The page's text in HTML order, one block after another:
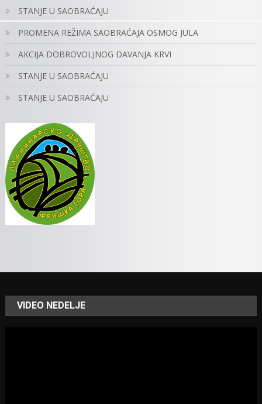
STANJE U SAOBRAĆAJU
PROMENA REŽIMA SAOBRAĆAJA OSMOG JULA
AKCIJA DOBROVOLJNOG DAVANJA KRVI
STANJE U SAOBRAĆAJU
STANJE U SAOBRAĆAJU
VIDEO NEDELJE